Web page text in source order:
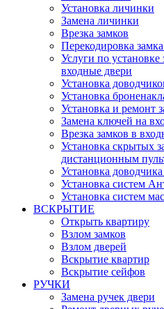
Установка личинки
Замена личинки
Врезка замков
Перекодировка
Услуги по установке
входные двери
Установка
Установка
Установка и ремонт
Замена ключей на
Врезка замков в
Установка скрытых
дистанционным
Установка
Установка систем
Установка систем
ВСКРЫТИЕ
Открыть квартиру
Взлом замков
Взлом дверей
Вскрытие квартир
Вскрытие сейфов
РУЧКИ
Замена ручек двери